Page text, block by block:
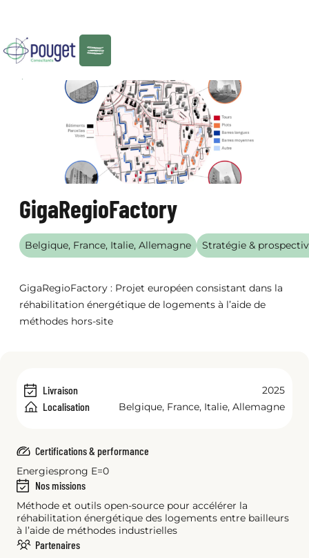
Menu
GigaRegioFactory
Belgique, France, Italie, Allemagne Stratégie &
GigaRegioFactory : Projet européen consistant dans la
réhabilitation énergétique de logements à l’aide de
méthodes hors-site
Livraison 2025
Localisation Belgique, France, Italie, Allemagne
Certifications & performance
Energiesprong E=0
Nos missions
Méthode et outils open-source pour accélérer la
réhabilitation énergétique des logements entre bailleurs
à l’aide de méthodes industrielles
Partenaires